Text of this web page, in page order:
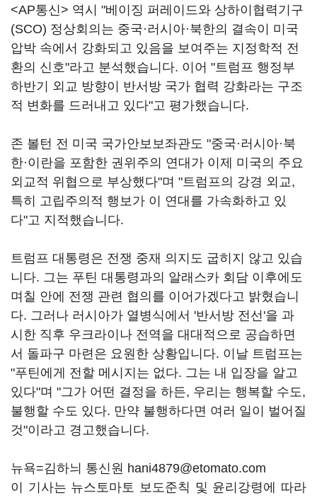
<AP통신> 역시 "베이징 퍼레이드와 상하이협력기구
(SCO) 정상회의는 중국·러시아·북한의 결속이 미국
압박 속에서 강화되고 있음을 보여주는 지정학적 전
환의 신호"라고 분석했습니다. 이어 "트럼프 행정부
하반기 외교 방향이 반서방 국가 협력 강화라는 구조
적 변화를 드러내고 있다"고 평가했습니다.
존 볼턴 전 미국 국가안보보좌관도 "중국·러시아·북
한·이란을 포함한 권위주의 연대가 이제 미국의 주요
외교적 위협으로 부상했다"며 "트럼프의 강경 외교,
특히 고립주의적 행보가 이 연대를 가속화하고 있
다"고 지적했습니다.
트럼프 대통령은 전쟁 중재 의지도 굽히지 않고 있습
니다. 그는 푸틴 대통령과의 알래스카 회담 이후에도
며칠 안에 전쟁 관련 협의를 이어가겠다고 밝혔습니
다. 그러나 러시아가 열병식에서 '반서방 전선'을 과
시한 직후 우크라이나 전역을 대대적으로 공습하면
서 돌파구 마련은 요원한 상황입니다. 이날 트럼프는
"푸틴에게 전할 메시지는 없다. 그는 내 입장을 알고
있다"며 "그가 어떤 결정을 하든, 우리는 행복할 수도,
불행할 수도 있다. 만약 불행하다면 여러 일이 벌어질
것"이라고 경고했습니다.
뉴욕=김하늬 통신원 hani4879@etomato.com
이 기사는 뉴스토마토 보도준칙 및 윤리강령에 따라